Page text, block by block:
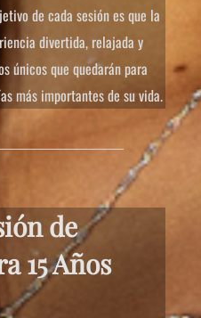
de cada sesión es que la
divertida, relajada y
únicos que quedarán para
más importantes de su vida.
de
15 Años